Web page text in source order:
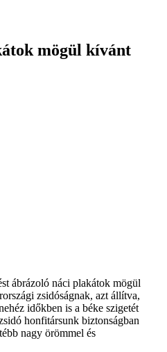
mögül kívánt
ábrázoló náci plakátok mögül
zsidóságnak, azt állítva,
időkben is a béke szigetét
honfitársunk biztonságban
nagy örömmel és